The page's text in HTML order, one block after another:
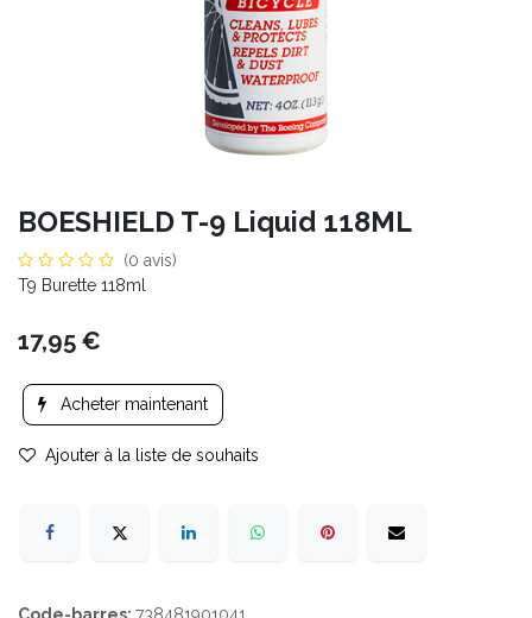
BOESHIELD T-9 Liquid 118ML
(0 avis)
T9 Burette 118ml
17,95 €
Acheter maintenant
Ajouter à la liste de souhaits